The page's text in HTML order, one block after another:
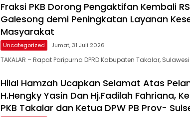
Fraksi PKB Dorong Pengaktifan Kembali
Galesong demi Peningkatan Layanan
Masyarakat
Uncategorized Jumat, 31 Juli 2026
TAKALAR – Rapat Paripurna DPRD Kabupaten Takalar,
Hilal Hamzah Ucapkan Selamat Atas
H.Hengky Yasin Dan Hj.Fadilah Fahriana,
PKB Takalar dan Ketua DPW PB Prov-